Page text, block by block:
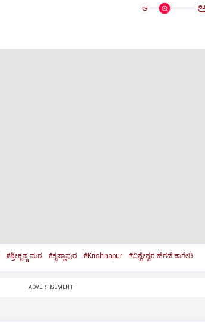
ಅ
#ಶ್ರೀಕೃಷ್ಣ ಮಠ #ಕೃಷ್ಣಾಪುರ #Krishnapur #ವಿಶ್ವೇಶ್ವರ ಹೆಗಡೆ ಕಾಗೇರಿ
ADVERTISEMENT